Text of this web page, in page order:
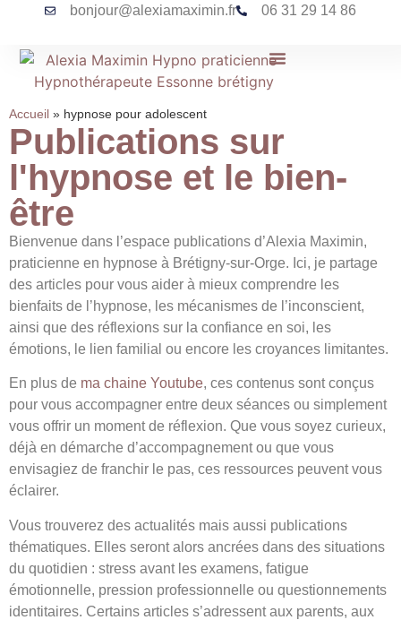
bonjour@alexiamaximin.fr 06 31 29 14 86
Accueil » hypnose pour adolescent
Publications sur
l'hypnose et le bien-
être
Bienvenue dans l’espace publications d’Alexia Maximin,
praticienne en hypnose à Brétigny-sur-Orge. Ici, je partage
des articles pour vous aider à mieux comprendre les
bienfaits de l’hypnose, les mécanismes de l’inconscient,
ainsi que des réflexions sur la confiance en soi, les
émotions, le lien familial ou encore les croyances limitantes.
En plus de ma chaine Youtube, ces contenus sont conçus
pour vous accompagner entre deux séances ou simplement
vous offrir un moment de réflexion. Que vous soyez curieux,
déjà en démarche d’accompagnement ou que vous
envisagiez de franchir le pas, ces ressources peuvent vous
éclairer.
Vous trouverez des actualités mais aussi publications
thématiques. Elles seront alors ancrées dans des situations
du quotidien : stress avant les examens, fatigue
émotionnelle, pression professionnelle ou questionnements
identitaires. Certains articles s’adressent aux parents, aux